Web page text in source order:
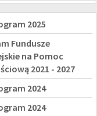
2025
Fundusze
na Pomoc
2021 - 2027
2024
2024